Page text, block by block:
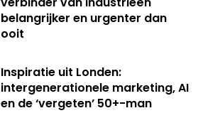
belangrijker en urgenter dan
ooit
Inspiratie uit Londen:
intergenerationele marketing, AI
en de ‘vergeten’ 50+-man